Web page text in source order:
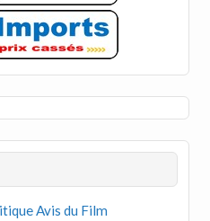
Avis du Film